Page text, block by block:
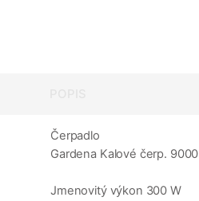
Čerpadlo
Gardena Kalové čerp. 9000
Jmenovitý výkon 300 W